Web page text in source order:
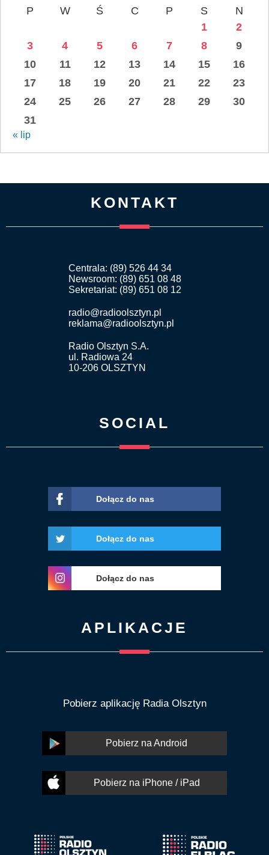
P W Ś C P S
N
1
2
3
4 5 6 7 8
9
10
11 12 13 14 15
16
17
18 19 20 21 22
23
24
25 26 27 28 29
30
31
« lip
KONTAKT
Centrala: (89) 526 44 34
Newsroom: (89) 651 08 48
Sekretariat: (89) 651 08 12
radio@radioolsztyn.pl
reklama@radioolsztyn.pl
Radio Olsztyn S.A.
ul. Radiowa 24
10-206 OLSZTYN
SOCIAL
Dołącz do nas
Dołącz do nas
Dołącz do nas
APLIKACJE
Pobierz aplikację Radia Olsztyn
Pobierz na Android
Pobierz na iPhone / iPad